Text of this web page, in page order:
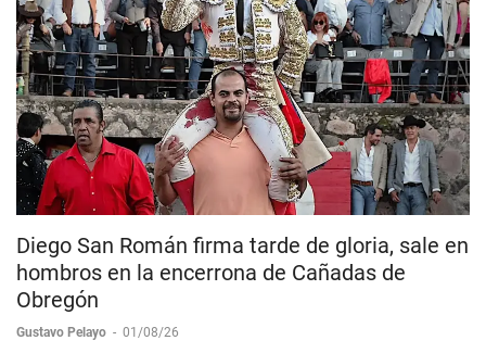
Diego San Román firma tarde de gloria, sale en
hombros en la encerrona de Cañadas de
Obregón
Gustavo Pelayo - 01/08/26